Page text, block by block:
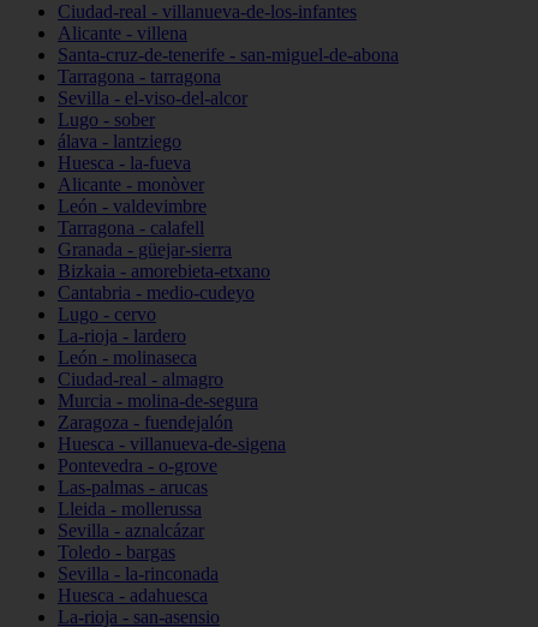
Ciudad-real - villanueva-de-los-infantes
Alicante - villena
Santa-cruz-de-tenerife - san-miguel-de-abona
Tarragona - tarragona
Sevilla - el-viso-del-alcor
Lugo - sober
álava - lantziego
Huesca - la-fueva
Alicante - monòver
León - valdevimbre
Tarragona - calafell
Granada - güejar-sierra
Bizkaia - amorebieta-etxano
Cantabria - medio-cudeyo
Lugo - cervo
La-rioja - lardero
León - molinaseca
Ciudad-real - almagro
Murcia - molina-de-segura
Zaragoza - fuendejalón
Huesca - villanueva-de-sigena
Pontevedra - o-grove
Las-palmas - arucas
Lleida - mollerussa
Sevilla - aznalcázar
Toledo - bargas
Sevilla - la-rinconada
Huesca - adahuesca
La-rioja - san-asensio